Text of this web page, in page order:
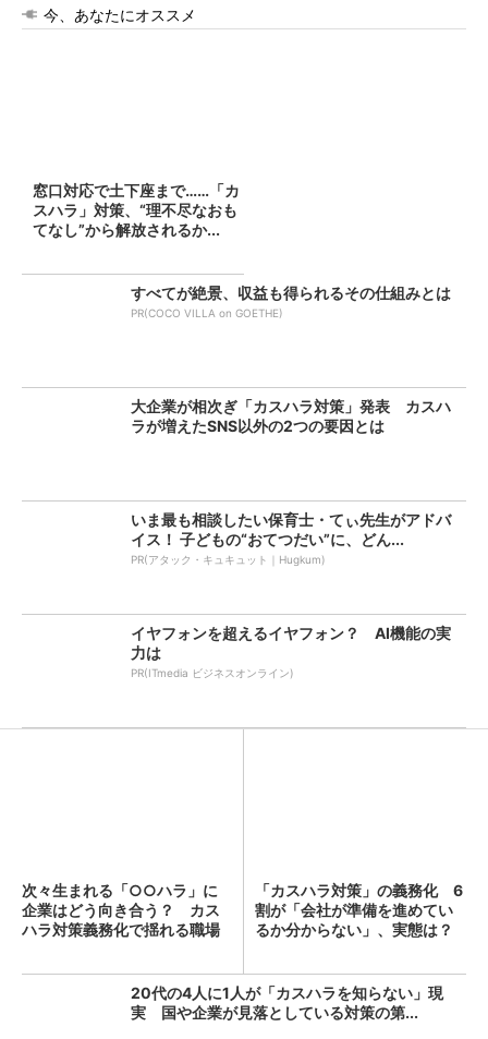
今、あなたにオススメ
窓口対応で土下座まで……「カ
スハラ」対策、“理不尽なおも
てなし”から解放されるか...
すべてが絶景、収益も得られるその仕組みとは
PR(COCO VILLA on GOETHE)
大企業が相次ぎ「カスハラ対策」発表 カスハ
ラが増えたSNS以外の2つの要因とは
いま最も相談したい保育士・てぃ先生がアドバ
イス！ 子どもの“おてつだい”に、どん...
PR(アタック・キュキュット｜Hugkum)
イヤフォンを超えるイヤフォン？ AI機能の実
力は
PR(ITmedia ビジネスオンライン)
次々生まれる「○○ハラ」に
企業はどう向き合う？ カス
ハラ対策義務化で揺れる職場
「カスハラ対策」の義務化 6
割が「会社が準備を進めてい
るか分からない」、実態は？
20代の4人に1人が「カスハラを知らない」現
実 国や企業が見落としている対策の第...